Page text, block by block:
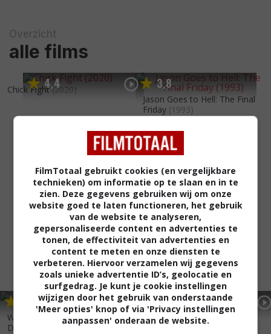
Overzicht
alle films
4,4
Chick Fight (2020) 3,8
Jason Goes to Hell: The Final
Friday (1993)
Witchboard 2: The Devil's
Doorway
(1993)
5,7
Road House (1989)
FilmTotaal gebruikt cookies (en vergelijkbare
technieken) om informatie op te slaan en in te
zien. Deze gegevens gebruiken wij om onze
website goed te laten functioneren, het gebruik
van de website te analyseren,
gepersonaliseerde content en advertenties te
tonen, de effectiviteit van advertenties en
content te meten en onze diensten te
verbeteren. Hiervoor verzamelen wij gegevens
zoals unieke advertentie ID’s, geolocatie en
surfgedrag. Je kunt je cookie instellingen
wijzigen door het gebruik van onderstaande
'Meer opties' knop of via 'Privacy instellingen
aanpassen' onderaan de website.